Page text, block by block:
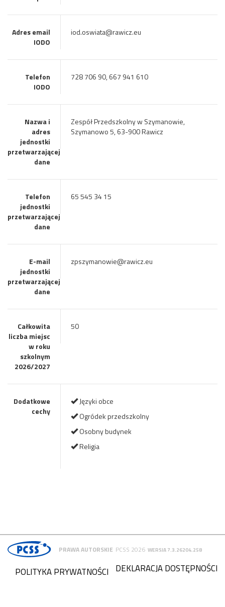
Adres email
IODO
iod.oswiata@rawicz.eu
Telefon
IODO
728 706 90, 667 941 610
Nazwa i
adres
jednostki
przetwarzającej
dane
Zespół Przedszkolny w Szymanowie,
Szymanowo 5, 63-900 Rawicz
Telefon
jednostki
przetwarzającej
dane
65 545 34 15
E-mail
jednostki
przetwarzającej
dane
zpszymanowie@rawicz.eu
Całkowita
liczba miejsc
w roku
szkolnym
2026/2027
50
Dodatkowe
cechy
Języki obce
Ogródek przedszkolny
Osobny budynek
Religia
PRAWA AUTORSKIE PCSS 2026 WERSJA 7.3.26204.258
DEKLARACJA DOSTĘPNOŚCI
POLITYKA PRYWATNOŚCI